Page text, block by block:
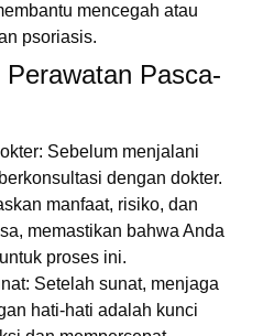
mencegah atau
psoriasis.
Pasca-
Sebelum menjalani
dengan dokter.
manfaat, risiko, dan
memastikan bahwa Anda
proses ini.
Setelah sunat, menjaga
hati-hati adalah kunci